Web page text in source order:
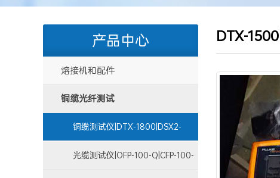
DTX-
产品中心
熔接机和配件
铜缆光纤测试
铜缆测试仪|DTX-1800|DSX2-
8000|DSX2-5000
光缆测试仪|OFP-100-Q|CFP-100-